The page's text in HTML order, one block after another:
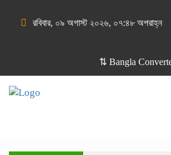
রবিবার, ০৯ অগাস্ট ২০২৬, ০৭:৪৮ অপরাহ্ন
⇅ Bangla